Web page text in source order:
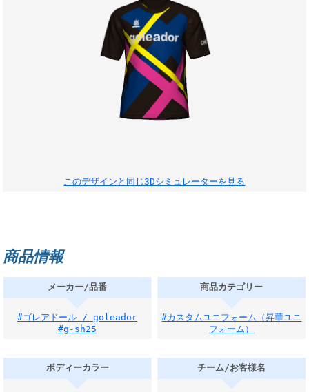
このデザインと同じ3Dシミュレーターを見る
商品情報
メーカー/品番
#ゴレアドール / goleador
#g-sh25
商品カテゴリー
#カスタムユニフォーム（昇華ユニ
フォーム）
ボディーカラー チーム/お客様名